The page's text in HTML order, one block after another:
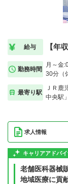
給与 【年
勤務時間
月～金
30分（
最寄り駅
ＪＲ鹿
中央駅
求人情報
キャリアアドバ
老舗医科器械
地域医療に貢